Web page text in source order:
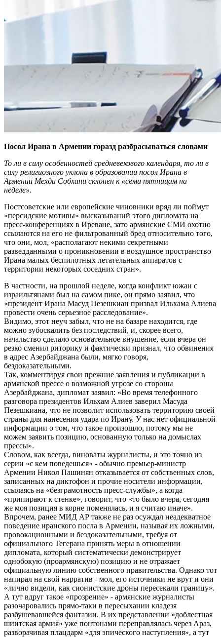
Посол Ирана в Армении горазд разбрасываться словами
То ли в силу особенностей средневекового календаря, то ли в
силу религиозного уклона в образовании посол Ирана в
Армении Мехди Собхани склонен к «семи пятницам на
неделе».
Постсоветские или европейские чиновники вряд ли поймут
«персидские мотивы» высказываний этого дипломата на
пресс-конференциях в Иреване, зато армянские СМИ охотно
ссылаются на его не фильтрованный бред относительно того,
что они, мол, «располагают некими секретными
разведданными о проникновении в воздушное пространство
Ирана малых беспилотных летательных аппаратов с
территории некоторых соседних стран».
В частности, на прошлой неделе, когда конфликт южан с
израильтянами был на самом пике, он прямо заявил, что
«президент Ирана Масуд Пезешкиан призвал Ильхама Алиева
провести очень серьезное расследование».
Видимо, этот неуч забыл, что не на базаре находится, где
можно зубоскалить без последствий, и, скорее всего,
начальство сделало основательное внушение, если вчера он
резко сменил риторику и фактически признал, что обвинения
в адрес Азербайджана были, мягко говоря,
бездоказательными.
Так, комментируя свои прежние заявления и публикации в
армянской прессе о возможной угрозе со стороны
Азербайджана, дипломат заявил: «Во время телефонного
разговора президентов Ильхам Алиев заверил Масуда
Пезешкиана, что не позволит использовать территорию своей
страны для нанесения удара по Ирану. У нас нет официальной
информации о том, что такое произошло, потому мы не
можем заявить позицию, основанную только на домыслах
прессы».
Словом, как всегда, виноваты журналисты, и это точно из
серии «с кем поведешься» - обычно премьер-министр
Армении Никол Пашинян отказывается от собственных слов,
записанных на диктофон и прочие носители информации,
ссылаясь на «безграмотность пресс-службы», а когда
«припирают к стенке», говорит, что «то было вчера, сегодня
же моя позиция в корне поменялась, и я считаю иначе».
Впрочем, ранее МИД АР также не раз осуждал неадекватное
поведение иранского посла в Армении, называя их ложными,
провокационными и бездоказательными, требуя от
официального Тегерана принять меры в отношении
дипломата, который систематически демонстрирует
однобокую (проармянскую) позицию и не отражает
официальную линию собственного правительства. Однако тот
напирал на свой нарратив - мол, его источники не врут и они
«лично видели, как сионистские дроны пересекали границу».
А тут вдруг такое «прозрение» - армянские журналисты
разочаровались прямо-таки в пересыхании кладезя
разбушевавшейся фантазии. В их представлении «доблестная
шиитская армия» уже понтонами переправлялась через Араз,
разворачивая плацдарм «для эпического наступления», а тут